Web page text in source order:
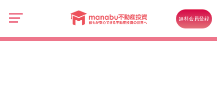
無料会員登録
資産運用しないほうがいい理由とは？しないリスク・向いていない人を